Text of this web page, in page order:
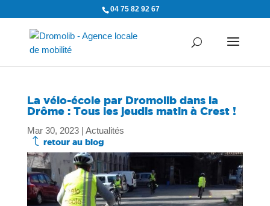
04 75 82 92 67
La vélo-école par Dromolib dans la
Drôme : Tous les jeudis matin à Crest !
Mar 30, 2023| Actualités
J retour au blog